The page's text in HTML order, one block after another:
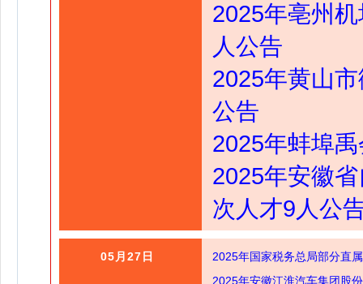
2025年亳州
人公告
2025年黄山
公告
2025年蚌埠
2025年安徽
次人才9人公
05月27日
2025年国家税务总局部分直
2025年安徽江淮汽车集团股